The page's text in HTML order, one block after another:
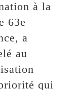
à la
63e
a
au
qui